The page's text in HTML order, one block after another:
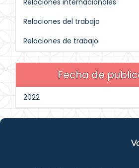
Relaciones internacionales
Relaciones del trabajo
Relaciones de trabajo
Fecha de
2022